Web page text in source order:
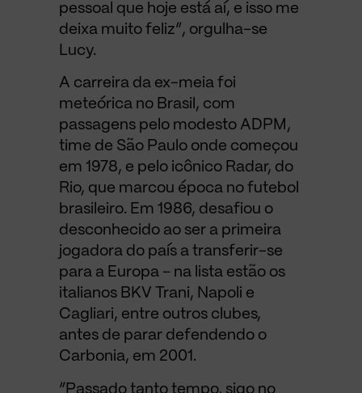
pessoal que hoje está aí, e isso me
deixa muito feliz”, orgulha-se
Lucy.
A carreira da ex-meia foi
meteórica no Brasil, com
passagens pelo modesto ADPM,
time de São Paulo onde começou
em 1978, e pelo icônico Radar, do
Rio, que marcou época no futebol
brasileiro. Em 1986, desafiou o
desconhecido ao ser a primeira
jogadora do país a transferir-se
para a Europa – na lista estão os
italianos BKV Trani, Napoli e
Cagliari, entre outros clubes,
antes de parar defendendo o
Carbonia, em 2001.
“Passado tanto tempo, sigo no